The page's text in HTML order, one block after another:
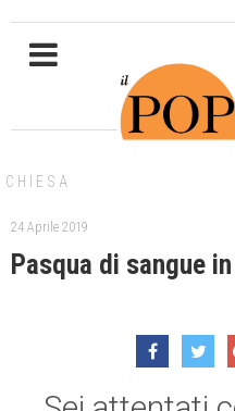
CHIESA
24 Aprile 2019
Pasqua di sangue